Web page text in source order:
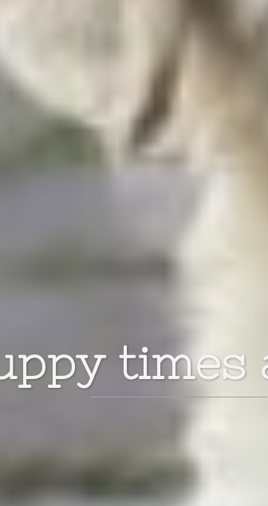
be